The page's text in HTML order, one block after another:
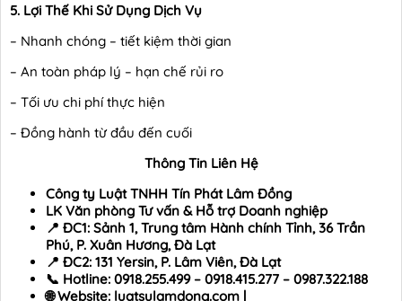
5. Lợi Thế Khi Sử Dụng Dịch Vụ
– Nhanh chóng – tiết kiệm thời gian
– An toàn pháp lý – hạn chế rủi ro
– Tối ưu chi phí thực hiện
– Đồng hành từ đầu đến cuối
Thông Tin Liên Hệ
Công ty Luật TNHH Tín Phát Lâm Đồng
LK Văn phòng Tư vấn & Hỗ trợ Doanh nghiệp
📍 ĐC1: Sảnh 1, Trung tâm Hành chính Tỉnh, 36 Trần
Phú, P. Xuân Hương, Đà Lạt
📍 ĐC2: 131 Yersin, P. Lâm Viên, Đà Lạt
📞 Hotline: 0918.255.499 – 0918.415.277 – 0987.322.188
🌐 Website: luatsulamdong.com |